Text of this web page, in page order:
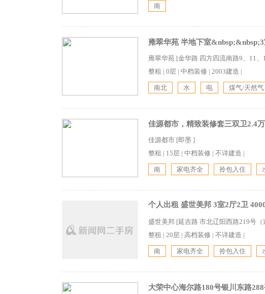
南
雍翠华苑 半地下室
雍翠华苑 [金华路 四方四流南路9、11、
整租 | 0层 | 中档装修 | 2003建造 |
南北 水 电 煤气/天然气
佳源都市，精致装修套三双卫2.4
佳源都市 [即墨 ]
整租 | 15层 | 中档装修 | 不详建造 |
南 家电齐全 拎包入住
个人出租 盛世美邦 3室2厅2卫
盛世美邦 [延吉路 市北辽阳西路219号（
整租 | 20层 | 高档装修 | 不详建造 |
南 家电齐全 拎包入住
大荣中心海尔路180号银川东路